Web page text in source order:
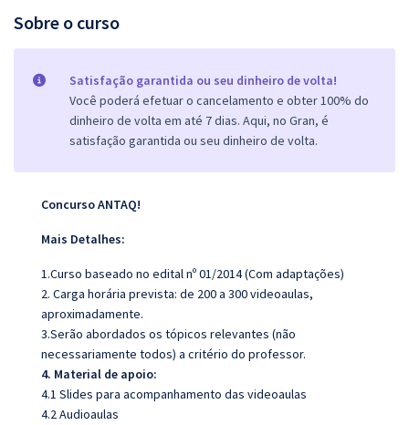
Sobre o curso
Satisfação garantida ou seu dinheiro de volta!
Você poderá efetuar o cancelamento e obter 100% do
dinheiro de volta em até 7 dias. Aqui, no Gran, é
satisfação garantida ou seu dinheiro de volta.
Concurso ANTAQ!
Mais Detalhes:
1.Curso baseado no edital nº 01/2014 (Com adaptações)
2. Carga horária prevista: de 200 a 300 videoaulas,
aproximadamente.
3.Serão abordados os tópicos relevantes (não
necessariamente todos) a critério do professor.
4. Material de apoio:
4.1 Slides para acompanhamento das videoaulas
4.2 Audioaulas